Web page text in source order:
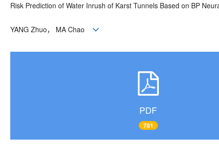
Risk Prediction of Water Inrush of Karst Tunnels Based on BP
YANG Zhuo， MA Chao
PDF
781